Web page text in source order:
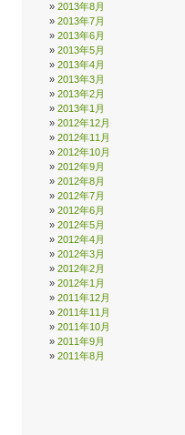
2013年8月
2013年7月
2013年6月
2013年5月
2013年4月
2013年3月
2013年2月
2013年1月
2012年12月
2012年11月
2012年10月
2012年9月
2012年8月
2012年7月
2012年6月
2012年5月
2012年4月
2012年3月
2012年2月
2012年1月
2011年12月
2011年11月
2011年10月
2011年9月
2011年8月